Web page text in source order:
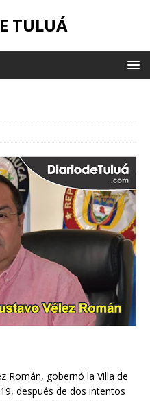
TULUÁ
Román, gobernó la Villa de
después de dos intentos